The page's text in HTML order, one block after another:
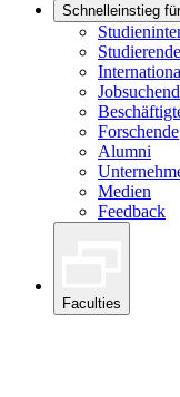
Schnelleinstieg für
Studierende
Forschende
Alumni
Medien
Feedback
Faculties